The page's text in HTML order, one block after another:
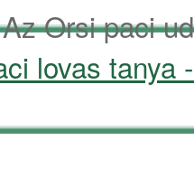
Az Orsi paci
lovas tanya